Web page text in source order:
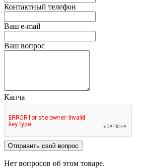
Контактный телефон
Ваш e-mail
Ваш вопрос
Капча
Отправить свой вопрос
Нет вопросов об этом товаре.